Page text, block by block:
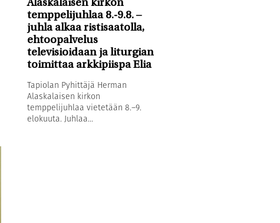
Alaskalaisen kirkon
temppelijuhlaa 8.-9.8. –
juhla alkaa ristisaatolla,
ehtoopalvelus
televisioidaan ja liturgian
toimittaa arkkipiispa Elia
Tapiolan Pyhittäjä Herman
Alaskalaisen kirkon
temppelijuhlaa vietetään 8.–9.
elokuuta. Juhlaa...